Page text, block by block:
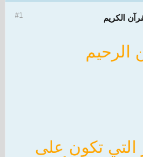
#1 الكريم
الرحيم
التي تكون على